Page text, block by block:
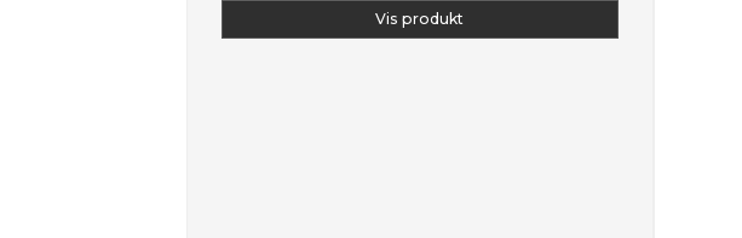
Vis produkt